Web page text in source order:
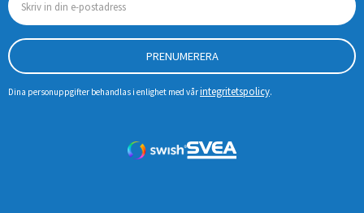
PRENUMERERA
Dina personuppgifter behandlas i enlighet med vårintegritetspolicy.